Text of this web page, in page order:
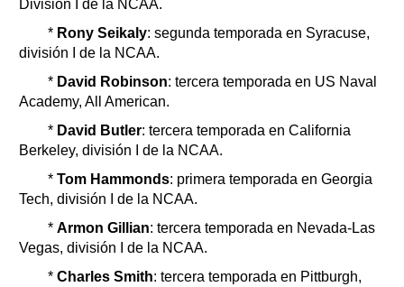
División I de la NCAA.
* Rony Seikaly: segunda temporada en Syracuse,
división I de la NCAA.
* David Robinson: tercera temporada en US Naval
Academy, All American.
* David Butler: tercera temporada en California
Berkeley, división I de la NCAA.
* Tom Hammonds: primera temporada en Georgia
Tech, división I de la NCAA.
* Armon Gillian: tercera temporada en Nevada-Las
Vegas, división I de la NCAA.
* Charles Smith: tercera temporada en Pittburgh,